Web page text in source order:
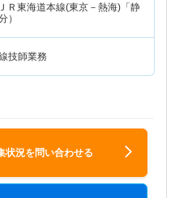
ＪＲ東海道本線(東京－熱海)「静
）
技師業務
状況を問い合わせる